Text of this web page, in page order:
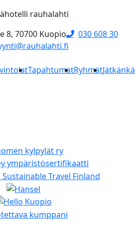
rauhalahti
8, 70700 Kuopio
030 608 30
TapahtumatRyhmät